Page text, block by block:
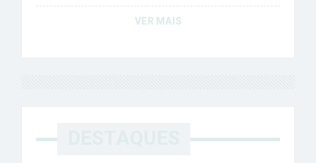
VER MAIS